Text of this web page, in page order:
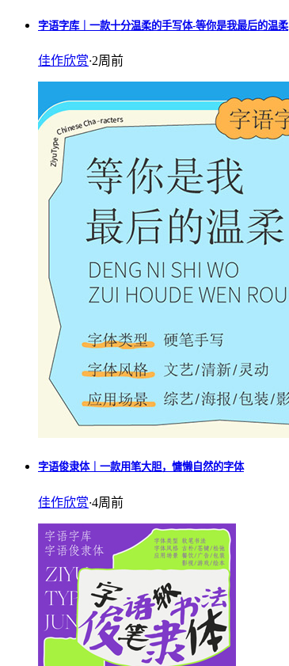
字语字库｜一款十分温柔的手写体-等你是我最后的温柔
佳作欣赏·2周前
字语俊隶体｜一款用笔大胆，慵懒自然的字体
佳作欣赏·4周前